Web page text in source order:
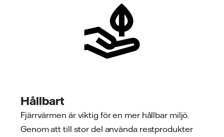
Hållbart
Fjärrvärmen är viktig för en mer hållbar miljö.
Genom att till stor del använda restprodukter